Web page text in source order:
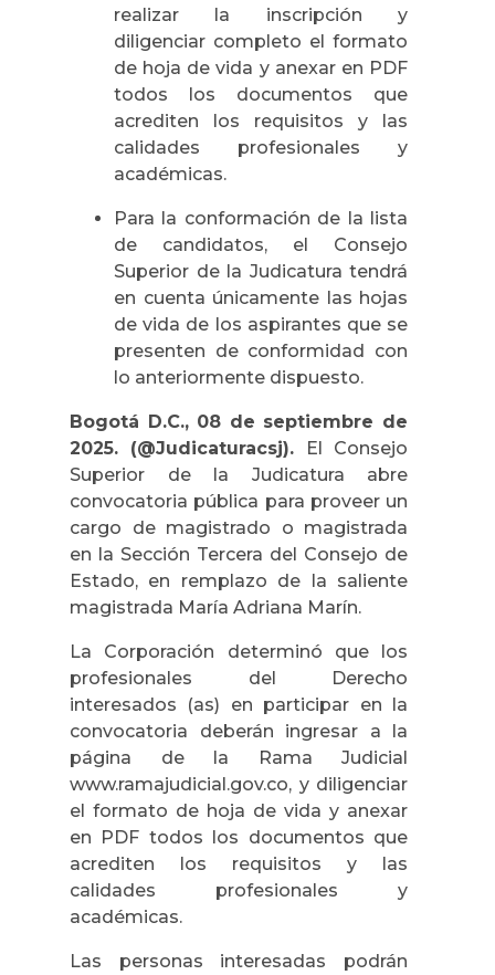
realizar la inscripción y
diligenciar completo el formato
de hoja de vida y anexar en PDF
todos los documentos que
acrediten los requisitos y las
calidades profesionales y
académicas.
Para la conformación de la lista
de candidatos, el Consejo
Superior de la Judicatura tendrá
en cuenta únicamente las hojas
de vida de los aspirantes que se
presenten de conformidad con
lo anteriormente dispuesto.
Bogotá D.C., 08 de septiembre de
2025. (@Judicaturacsj). El Consejo
Superior de la Judicatura abre
convocatoria pública para proveer un
cargo de magistrado o magistrada
en la Sección Tercera del Consejo de
Estado, en remplazo de la saliente
magistrada María Adriana Marín.
La Corporación determinó que los
profesionales del Derecho
interesados (as) en participar en la
convocatoria deberán ingresar a la
página de la Rama Judicial
www.ramajudicial.gov.co, y diligenciar
el formato de hoja de vida y anexar
en PDF todos los documentos que
acrediten los requisitos y las
calidades profesionales y
académicas.
Las personas interesadas podrán